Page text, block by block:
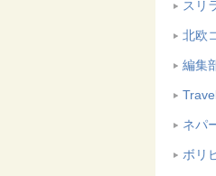
スリ
北欧
編集
ネパ
ボリ